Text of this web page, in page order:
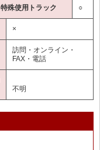
特殊使用トラック ○
×
訪問・オンライン・
FAX・電話
不明